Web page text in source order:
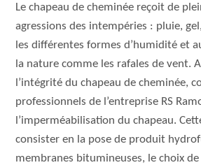
Le chapeau de cheminée reçoit de
agressions des intempéries : pluie,
les différentes formes d’humidité et
la nature comme les rafales de vent.
l’intégrité du chapeau de cheminée,
professionnels de l’entreprise RS
l’imperméabilisation du chapeau.
consister en la pose de produit
membranes bitumineuses, le choix